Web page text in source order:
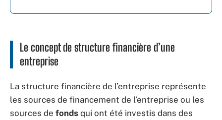
Le concept de structure financière d’une
entreprise
La structure financière de l’entreprise représente
les sources de financement de l’entreprise ou les
sources de fonds qui ont été investis dans des